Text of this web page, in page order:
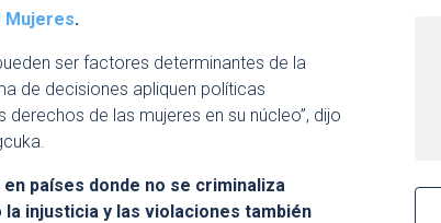
Mujeres.
ser factores determinantes de la
de decisiones apliquen políticas
de las mujeres en su núcleo”, dijo
países donde no se criminaliza
injusticia y las violaciones también